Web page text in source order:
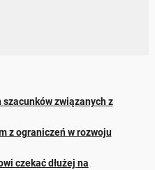
związanych z
z ograniczeń w rozwoju
czekać dłużej na